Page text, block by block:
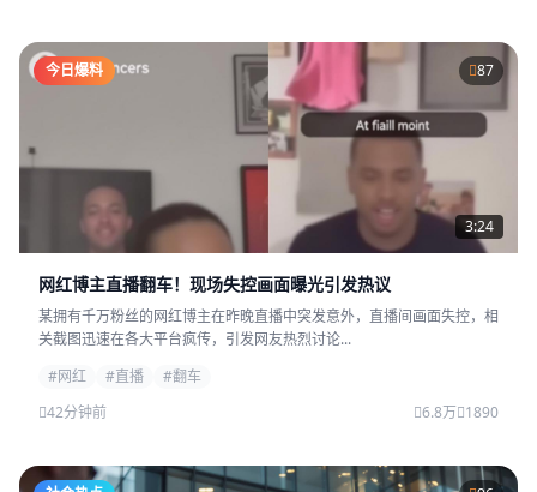
今日爆料 87
3:24
网红博主直播翻车！现场失控画面曝光引发热议
某拥有千万粉丝的网红博主在昨晚直播中突发意外，直播间画面失控，相
关截图迅速在各大平台疯传，引发网友热烈讨论...
#网红
#直播
#翻车
42分钟前
6.8万 1890